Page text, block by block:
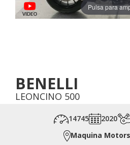
Pulsa para
BENELLI
LEONCINO 500
14745 2020
Maquina Motors